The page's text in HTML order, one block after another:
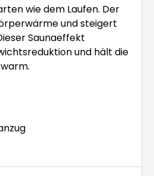
wie dem Laufen. Der
und steigert
Saunaeffekt
und hält die